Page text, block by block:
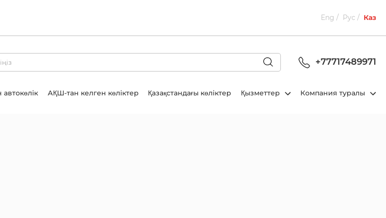
Eng Рус Каз
+77717489971
АҚШ-тан келген көліктер Қазақстандағы көліктер Қызметтер Компания туралы